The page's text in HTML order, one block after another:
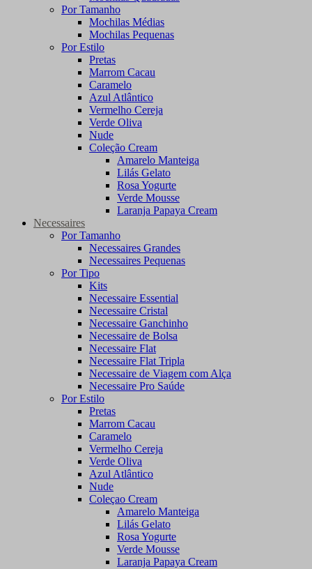
Por Tamanho
Mochilas Médias
Mochilas Pequenas
Por Estilo
Pretas
Marrom Cacau
Caramelo
Azul Atlântico
Vermelho Cereja
Verde Oliva
Nude
Coleção Cream
Amarelo Manteiga
Lilás Gelato
Rosa Yogurte
Verde Mousse
Laranja Papaya Cream
Necessaires
Por Tamanho
Necessaires Grandes
Necessaires Pequenas
Por Tipo
Kits
Necessaire Essential
Necessaire Cristal
Necessaire Ganchinho
Necessaire de Bolsa
Necessaire Flat
Necessaire Flat Tripla
Necessaire de Viagem com Alça
Necessaire Pro Saúde
Por Estilo
Pretas
Marrom Cacau
Caramelo
Vermelho Cereja
Verde Oliva
Azul Atlântico
Nude
Coleçao Cream
Amarelo Manteiga
Lilás Gelato
Rosa Yogurte
Verde Mousse
Laranja Papaya Cream